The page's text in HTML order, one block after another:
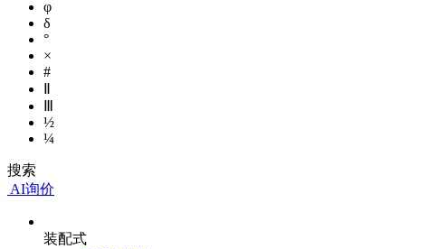
φ
δ
°
×
#
½
¼
搜索
AI询价
装配式